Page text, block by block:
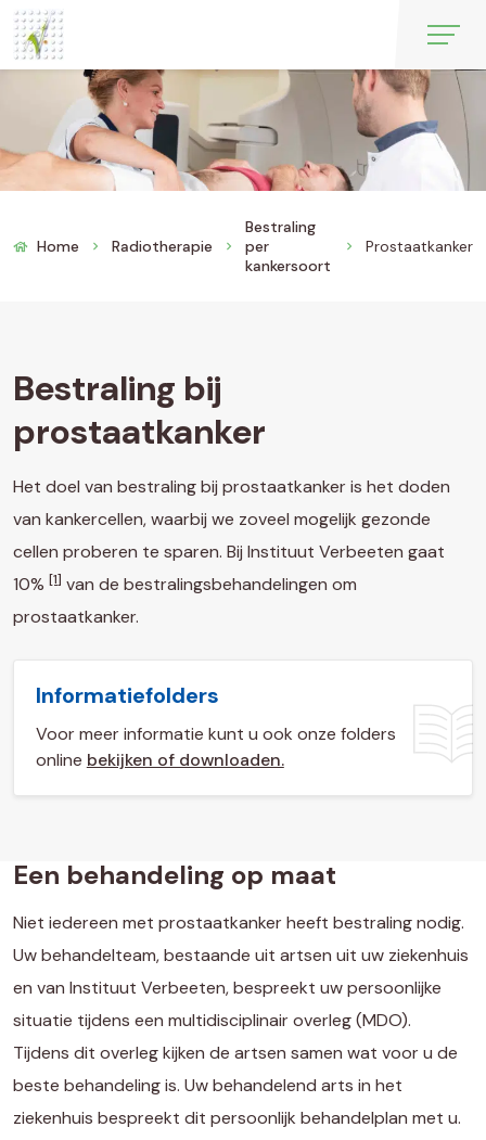
Home chevron_right Radiotherapie chevron_right
Bestraling
per
kankersoort
chevron_right Prostaatkanker
Bestraling bij
prostaatkanker
Het doel van bestraling bij prostaatkanker is het doden
van kankercellen, waarbij we zoveel mogelijk gezonde
cellen proberen te sparen. Bij Instituut Verbeeten gaat
10% [1] van de bestralingsbehandelingen om
prostaatkanker.
Informatiefolders
Voor meer informatie kunt u ook onze folders
online bekijken of downloaden.
Een behandeling op maat
Niet iedereen met prostaatkanker heeft bestraling nodig.
Uw behandelteam, bestaande uit artsen uit uw ziekenhuis
en van Instituut Verbeeten, bespreekt uw persoonlijke
situatie tijdens een multidisciplinair overleg (MDO).
Tijdens dit overleg kijken de artsen samen wat voor u de
beste behandeling is. Uw behandelend arts in het
ziekenhuis bespreekt dit persoonlijk behandelplan met u.